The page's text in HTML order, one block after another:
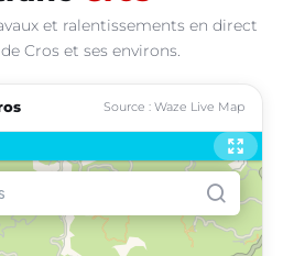
et ralentissements en direct
Cros et ses environs.
Source : Waze Live Map